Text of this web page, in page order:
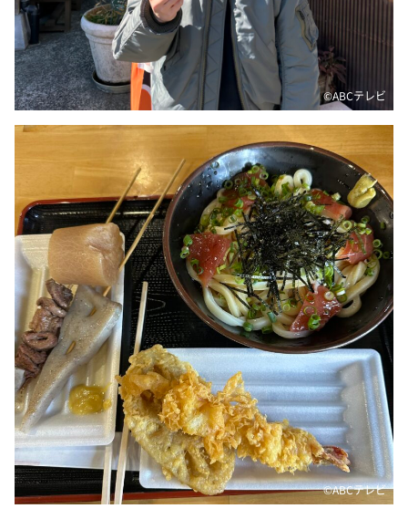
ＬＩＦＥ～夢のカタチ～
新婚さんいらっしゃい！
ポツンと一軒家
ザキ山小屋本館
アナ回覧板
©️ABCテレビ
©️ABCテレビ